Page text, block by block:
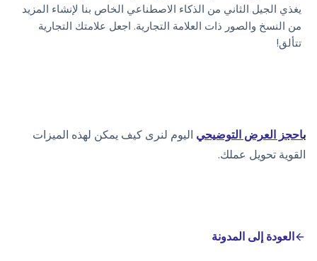
يغذي الجيل الثاني من الذكاء الاصطناعي الخاص بنا لإنشاء المزيد
من النسخ والصور ذات العلامة التجارية. اجعل علامتك التجارية
تتألق!
باحجز العرض التوضيحي اليوم لنرى كيف يمكن لهذه الميزات
القوية تحويل عملك.
العودة إلى المدونة